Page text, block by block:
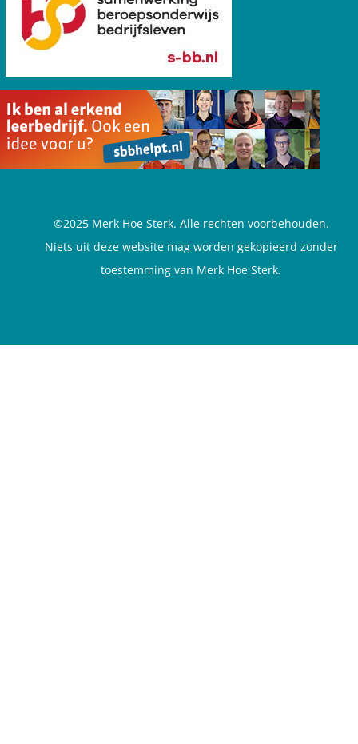
©2025 Merk Hoe Sterk. Alle rechten voorbehouden.
Niets uit deze website mag worden gekopieerd zonder
toestemming van Merk Hoe Sterk.